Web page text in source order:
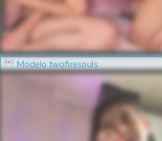
Modelo twofiresouls